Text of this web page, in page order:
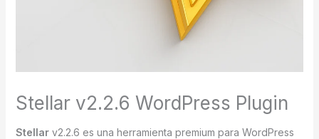
Stellar v2.2.6 WordPress Plugin
Stellarv2.2.6 es una herramienta premium para WordPress